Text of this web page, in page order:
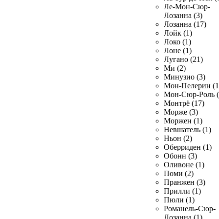
Ле-Мон-Сюр-
Лозанна (3)
Лозанна (17)
Лойк (1)
Локо (1)
Лоне (1)
Лугано (21)
Ми (2)
Минузио (3)
Мон-Пелерин
Мон-Сюр-Роль
Монтрё (17)
Морже (3)
Моржен (1)
Невшатель (1)
Ньон (2)
Оберриден (1)
Обонн (3)
Оливоне (1)
Поми (2)
Пранжен (3)
Прилли (1)
Пюли (1)
Романель-Сюр-
Лозанна (1)